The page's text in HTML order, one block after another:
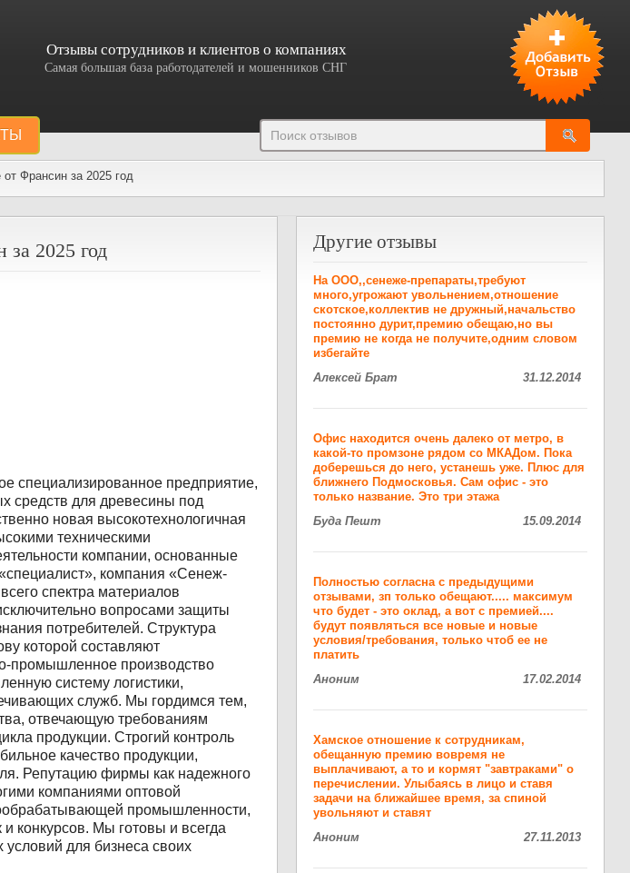
Отзывы сотрудников и клиентов о компаниях
Самая большая база работодателей и мошенников СНГ
Франсин за 2025 год
за 2025 год
специализированное предприятие,
средств для древесины под
новая высокотехнологичная
техническими
компании, основанные
компания «Сенеж-
спектра материалов
вопросами защиты
потребителей. Структура
которой составляют
промышленное производство
систему логистики,
служб. Мы гордимся тем,
отвечающую требованиям
продукции. Строгий контроль
качество продукции,
Репутацию фирмы как надежного
компаниями оптовой
промышленности,
конкурсов. Мы готовы и всегда
условий для бизнеса своих
Другие отзывы
На ООО,,сенеже-препараты,требуют
много,угрожают увольнением,отношение
скотское,коллектив не дружный,начальство
постоянно дурит,премию обещаю,но вы
премию не когда не получите,одним словом
избегайте
Алексей Брат
31.12.2014
Офис находится очень далеко от метро, в
какой-то промзоне рядом со МКАДом. Пока
доберешься до него, устанешь уже. Плюс для
ближнего Подмосковья. Сам офис - это
только название. Это три этажа
Буда Пешт
15.09.2014
Полностью согласна с предыдущими
отзывами, зп только обещают..... максимум
что будет - это оклад, а вот с премией....
будут появляться все новые и новые
условия/требования, только чтоб ее не
платить
Аноним
17.02.2014
Хамское отношение к сотрудникам,
обещанную премию вовремя не
выплачивают, а то и кормят "завтраками" о
перечислении. Улыбаясь в лицо и ставя
задачи на ближайшее время, за спиной
увольняют и ставят
Аноним
27.11.2013